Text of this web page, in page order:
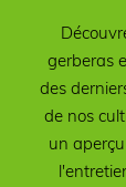
gerberas
des
de nos
un